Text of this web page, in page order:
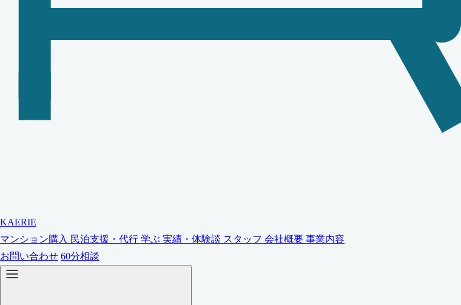
KAERIE
マンション購入 民泊支援・代行 学ぶ 実績・体験談 スタッフ 会社概要 事業内容
お問い合わせ 60分相談